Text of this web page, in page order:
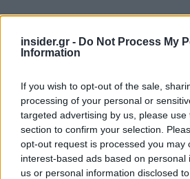
insider.gr - Do Not Process My
Information
If you wish to opt-out of the sale,
processing of your personal or
targeted advertising by us, please
section to confirm your selection.
opt-out request is processed you may
interest-based ads based on personal
us or personal information disclosed
Διαβάζονται αυτή τη στιγμή
Η γαλάζια «θετική ατζέντα»
2027 - Το παράπονο της
ΣΥΡΙΖΑ μελετούν Ιστορία